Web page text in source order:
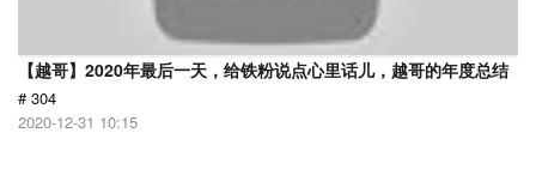
【越哥】2020年最后一天，给铁粉说点心里话儿，越哥的年度总结
# 304
2020-12-31 10:15